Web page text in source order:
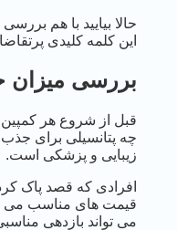
حالا بیایید با هم
این کلمه کلیدی
بررسی میزان
قبل از شروع هر
چه پتانسیلی برای جذب
زیبایی و پزشکی است.
افرادی که قصد پاک
قیمت های مناسب می
می تواند بازدهی